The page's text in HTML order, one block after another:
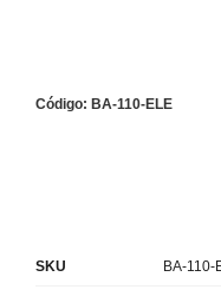
Código: BA-110-ELE
SKU BA-110-